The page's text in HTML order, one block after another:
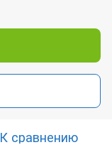
К сравнению